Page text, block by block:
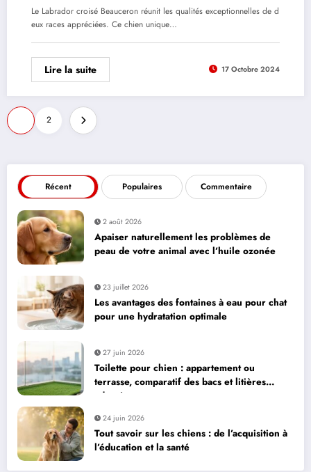
Le Labrador croisé Beauceron réunit les qualités exceptionnelles de d
eux races appréciées. Ce chien unique…
Lire la suite 17 Octobre 2024
Pagination
des
publications
2
Récent Populaires Commentaire
2 août 2026
Apaiser naturellement les problèmes de
peau de votre animal avec l’huile ozonée
23 juillet 2026
Les avantages des fontaines à eau pour chat
pour une hydratation optimale
27 juin 2026
Toilette pour chien : appartement ou
terrasse, comparatif des bacs et litières
adaptés
24 juin 2026
Tout savoir sur les chiens : de l’acquisition à
l’éducation et la santé